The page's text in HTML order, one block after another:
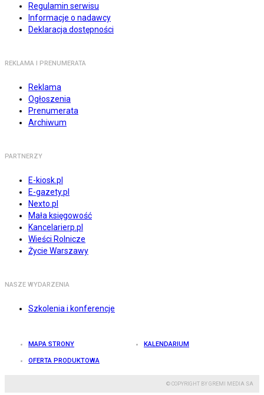
Regulamin serwisu
Informacje o nadawcy
Deklaracja dostępności
REKLAMA I PRENUMERATA
Reklama
Ogłoszenia
Prenumerata
Archiwum
PARTNERZY
E-kiosk.pl
E-gazety.pl
Nexto.pl
Mała księgowość
Kancelarierp.pl
Wieści Rolnicze
Życie Warszawy
NASZE WYDARZENIA
Szkolenia i konferencje
MAPA STRONY KALENDARIUM
OFERTA PRODUKTOWA
© COPYRIGHT BY GREMI MEDIA SA